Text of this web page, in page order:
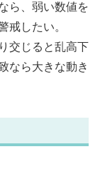
ら、弱い数値を
戒したい。
交じると乱高下
なら大きな動き